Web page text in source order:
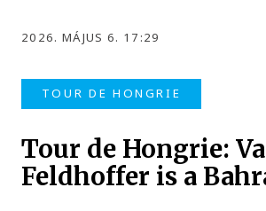
2026. MÁJUS 6. 17:29
TOUR DE HONGRIE
Tour de Hongrie:
Feldhoffer is a